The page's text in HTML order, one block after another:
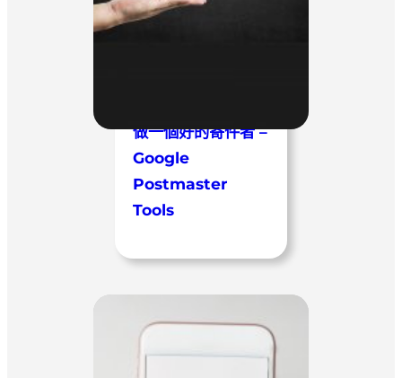
做一個好的寄件者 –
Google
Postmaster
Tools